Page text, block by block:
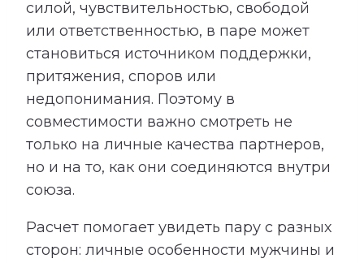
силой, чувствительностью, свободой
или ответственностью, в паре может
становиться источником поддержки,
притяжения, споров или
недопонимания. Поэтому в
совместимости важно смотреть не
только на личные качества партнеров,
но и на то, как они соединяются внутри
союза.
Расчет помогает увидеть пару с разных
сторон: личные особенности мужчины и